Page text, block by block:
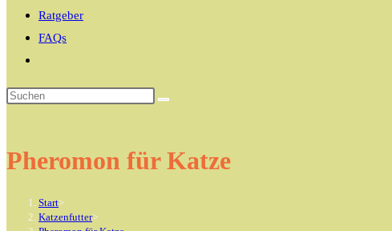
Ratgeber
FAQs
umschalten
Pheromon für Katze
Start>
Katzenfutter>